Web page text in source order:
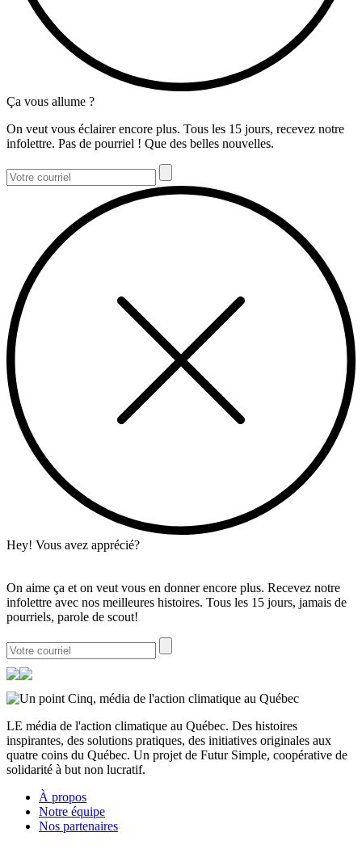
Ça vous allume ?
On veut vous éclairer encore plus. Tous les 15 jours, recevez notre
infolettre. Pas de pourriel ! Que des belles nouvelles.
Hey! Vous avez apprécié?
On aime ça et on veut vous en donner encore plus. Recevez notre
infolettre avec nos meilleures histoires. Tous les 15 jours, jamais de
pourriels, parole de scout!
LE média de l'action climatique au Québec. Des histoires
inspirantes, des solutions pratiques, des initiatives originales aux
quatre coins du Québec. Un projet de Futur Simple, coopérative de
solidarité à but non lucratif.
À propos
Notre équipe
Nos partenaires